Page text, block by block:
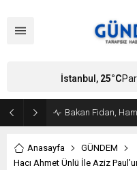
Amasya Belediye
İstanbul, 25°C
Anasayfa
GÜNDEM
Hacı Ahmet Ünlü İle Aziz